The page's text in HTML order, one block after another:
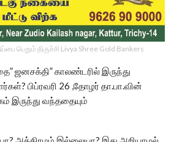
பெறும் திருச்சி Livya Shree Gold Bankers
ஜனசக்தி” காலண்டரில் இருந்து
பிப்ரவரி 26 ,தோழர் தா.பா.வின்
இருந்து வந்ததையும்